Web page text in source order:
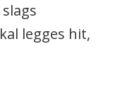
legges hit,